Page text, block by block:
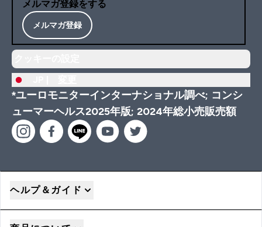
メルマガ登録をする
メルマガ登録
*ユーロモニターインターナショナル調べ; コンシ
ューマーヘルス2025年版; 2024年総小売販売額
ヘルプ＆ガイド